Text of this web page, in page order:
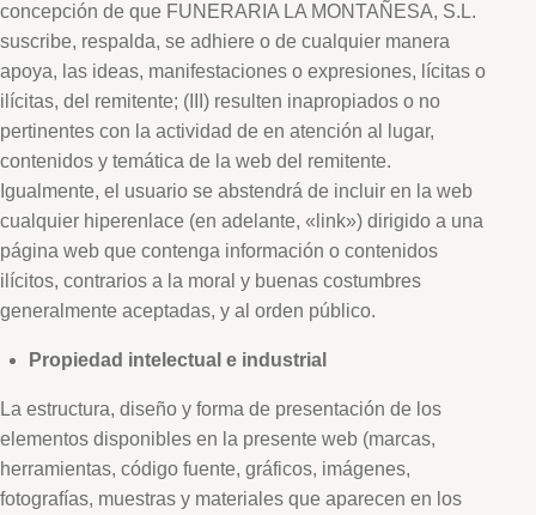
concepción de que FUNERARIA LA MONTAÑESA, S.L.
suscribe, respalda, se adhiere o de cualquier manera
apoya, las ideas, manifestaciones o expresiones, lícitas o
ilícitas, del remitente; (III) resulten inapropiados o no
pertinentes con la actividad de en atención al lugar,
contenidos y temática de la web del remitente.
Igualmente, el usuario se abstendrá de incluir en la web
cualquier hiperenlace (en adelante, «link») dirigido a una
página web que contenga información o contenidos
ilícitos, contrarios a la moral y buenas costumbres
generalmente aceptadas, y al orden público.
Propiedad intelectual e industrial
La estructura, diseño y forma de presentación de los
elementos disponibles en la presente web (marcas,
herramientas, código fuente, gráficos, imágenes,
fotografías, muestras y materiales que aparecen en los